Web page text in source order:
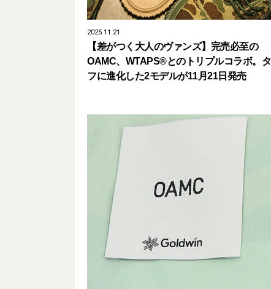
2025.11.21
【差がつく大人のヴァンズ】完売必至の
OAMC、WTAPS®とのトリプルコラボ。タ
フに進化した2モデルが11月21日発売